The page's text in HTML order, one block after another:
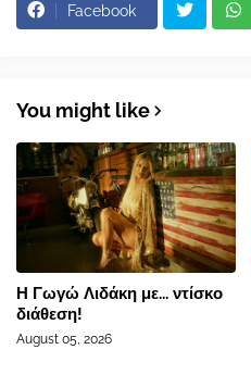
Facebook
You might like
Η Γωγώ Λιδάκη με... ντίσκο
διάθεση!
August 05, 2026